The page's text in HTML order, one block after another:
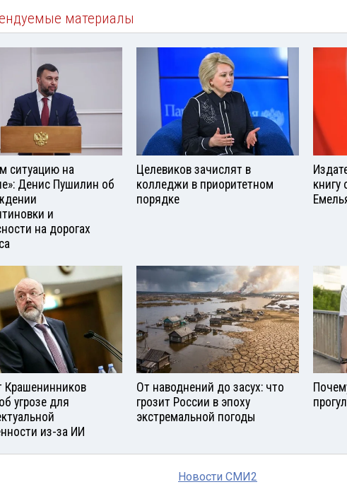
материалы
ситуацию на
Денис Пушилин об
и
на дорогах
Целевиков зачислят в
колледжи в приоритетном
порядке
книгу
Крашенинников
угрозе для
из-за ИИ
От наводнений до засух: что
грозит России в эпоху
экстремальной погоды
Новости СМИ2